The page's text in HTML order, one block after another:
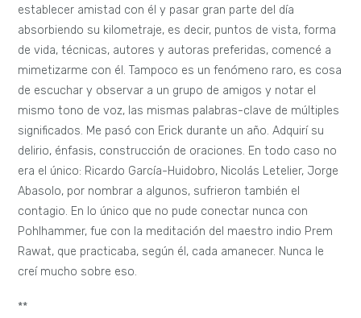
establecer amistad con él y pasar gran parte del día
absorbiendo su kilometraje, es decir, puntos de vista, forma
de vida, técnicas, autores y autoras preferidas, comencé a
mimetizarme con él. Tampoco es un fenómeno raro, es cosa
de escuchar y observar a un grupo de amigos y notar el
mismo tono de voz, las mismas palabras-clave de múltiples
significados. Me pasó con Erick durante un año. Adquirí su
delirio, énfasis, construcción de oraciones. En todo caso no
era el único: Ricardo García-Huidobro, Nicolás Letelier, Jorge
Abasolo, por nombrar a algunos, sufrieron también el
contagio. En lo único que no pude conectar nunca con
Pohlhammer, fue con la meditación del maestro indio Prem
Rawat, que practicaba, según él, cada amanecer. Nunca le
creí mucho sobre eso.
**